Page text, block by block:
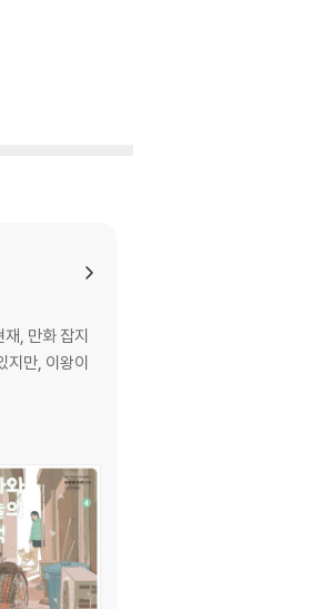
, 만화 잡지
지만, 이왕이